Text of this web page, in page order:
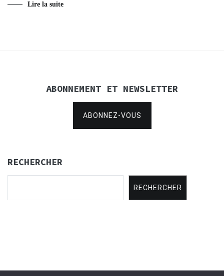
Lire la suite
ABONNEMENT ET NEWSLETTER
ABONNEZ-VOUS
RECHERCHER
RECHERCHER